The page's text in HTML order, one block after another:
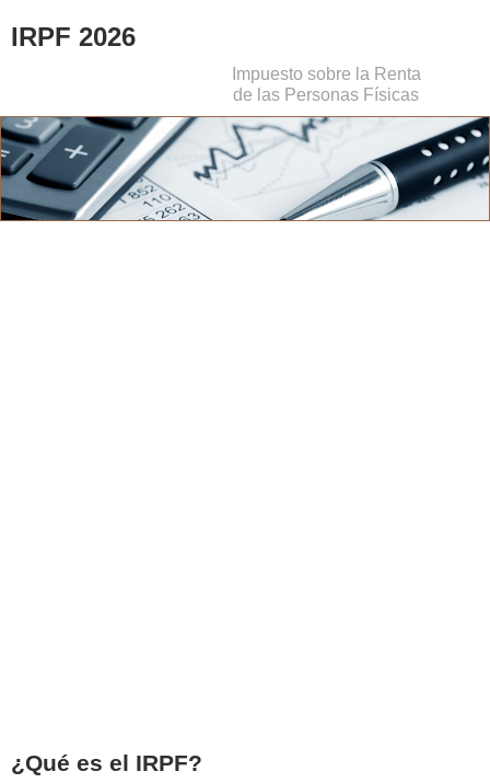
IRPF 2026
Impuesto sobre la Renta
de las Personas Físicas
¿Qué es el IRPF?